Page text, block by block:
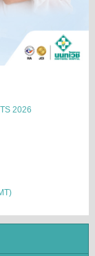
2026